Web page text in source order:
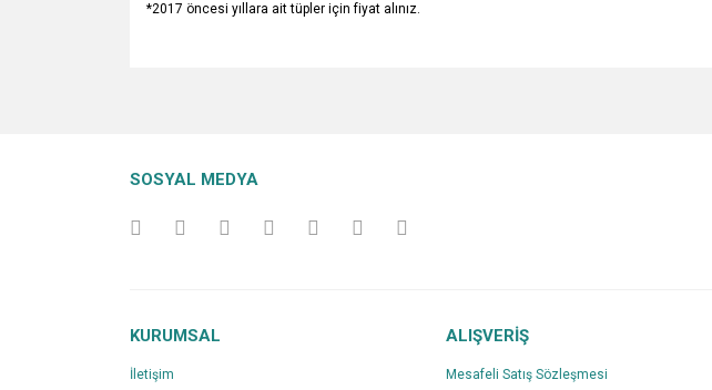
*2017 öncesi yıllara ait tüpler için fiyat alınız.
Ürün açıklamasında eksik bilgiler bulunuyor.
SOSYAL MEDYA
KURUMSAL
İletişim
ALIŞVERİŞ
Mesafeli Satış Sözleşmesi